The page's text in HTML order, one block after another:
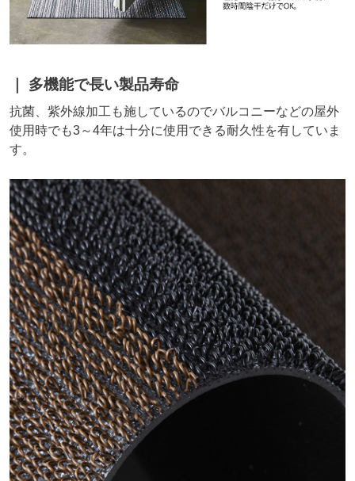
多機能で長い製品寿命
抗菌、紫外線加工も施しているのでバルコニーなどの屋外
使用時でも3～4年は十分に使用できる耐久性を有していま
す。